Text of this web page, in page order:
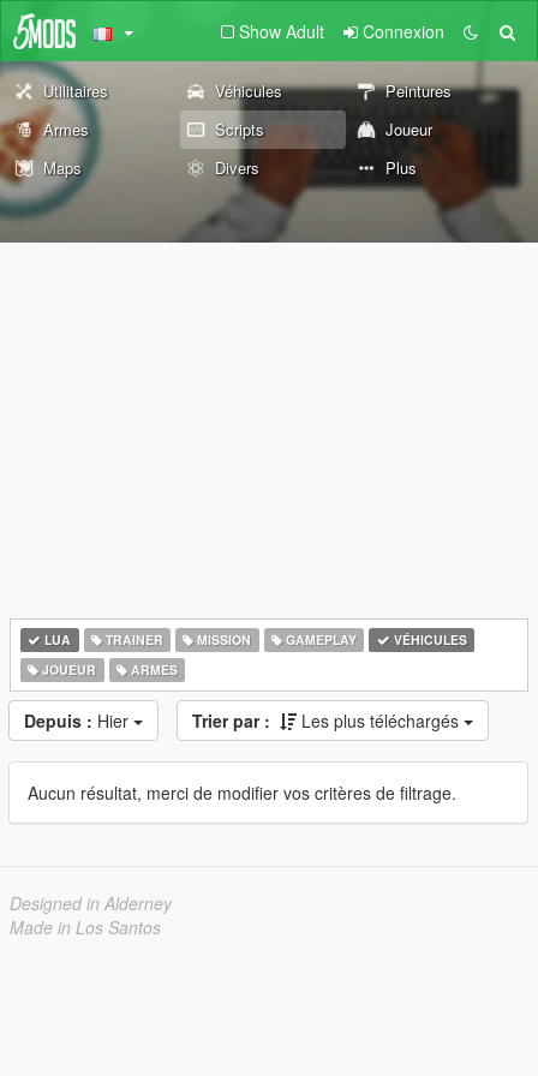
Show Adult Connexion
Utilitaires Véhicules
Peintures
Armes
Scripts
Joueur
Maps
Divers Plus
LUA TRAINER MISSION GAMEPLAY
VÉHICULES
JOUEUR
ARMES
Depuis : Hier Trier par : Les plus téléchargés
Aucun résultat, merci de modifier vos critères de filtrage.
Designed in Alderney
Made in Los Santos